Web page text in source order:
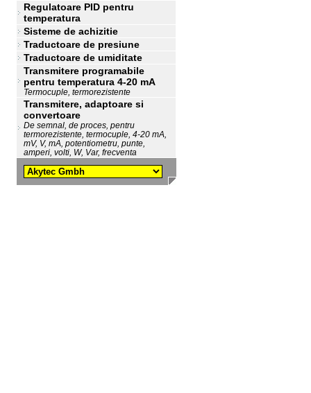
Regulatoare PID pentru
temperatura
Sisteme de achizitie
Traductoare de presiune
Traductoare de umiditate
Transmitere programabile
pentru temperatura 4-20 mA
Termocuple, termorezistente
Transmitere, adaptoare si
convertoare
De semnal, de proces, pentru
termorezistente, termocuple, 4-20 mA,
mV, V, mA, potentiometru, punte,
amperi, volti, W, Var, frecventa